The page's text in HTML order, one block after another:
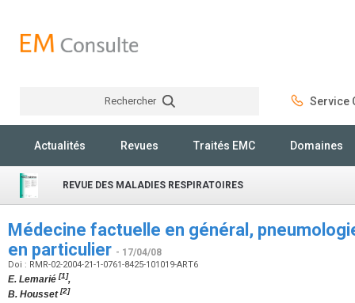
Rechercher Service
Actualités Revues Traités EMC Domaines
REVUE DES MALADIES RESPIRATOIRES
Médecine factuelle en général,
en particulier - 17/04/08
Doi : RMR-02-2004-21-1-0761-8425-101019-ART6
E. Lemarié [1],
B. Housset[2]